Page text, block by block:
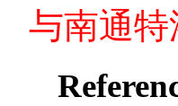
与南通